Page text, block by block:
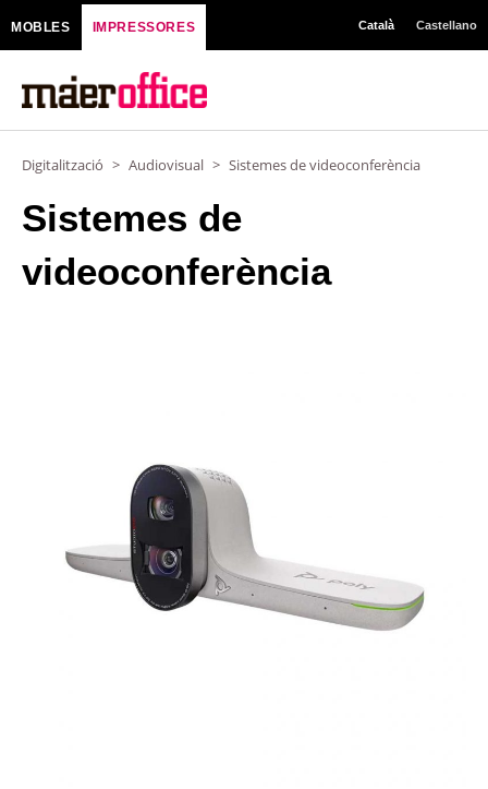
al
contingut
MOBLES IMPRESSORES Català Castellano
Digitalització > Audiovisual > Sistemes de videoconferència
Sistemes de
videoconferència